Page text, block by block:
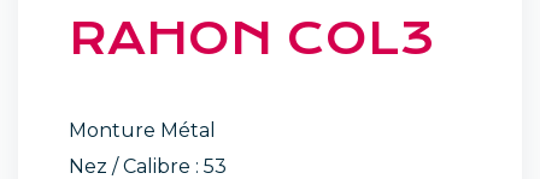
RAHON COL3
Monture Métal
Nez / Calibre : 53